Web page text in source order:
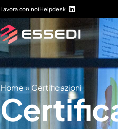
Lavora con noiHelpdesk
Home» Certificazioni